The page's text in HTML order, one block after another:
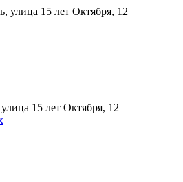
улица 15 лет Октября, 12
15 лет Октября, 12